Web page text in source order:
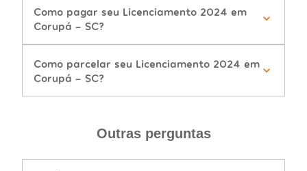
Como pagar seu Licenciamento 2024 em
Corupá - SC?
Como parcelar seu Licenciamento 2024 em
Corupá - SC?
Outras perguntas